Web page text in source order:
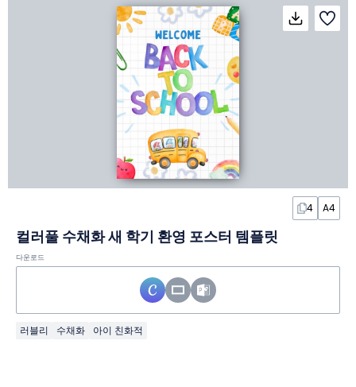
4 A4
컬러풀 수채화 새 학기 환영 포스터 템플릿
다운로드
러블리 수채화 아이 친화적